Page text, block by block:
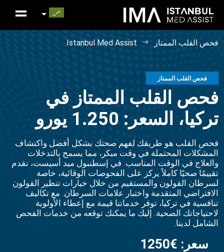
Istanbul Med Assist فحص القلب الممتاز
فحص القلب الممتاز
فحص القلب الممتاز في
تركيا، السعر: 1.250 يورو
فحص القلب هو طريقك لفهم صحتك بشكل أفضل واكتشاف
المشكلات المحتملة في وقت مبكر، مما يسمح بالتدخلات
والعلاج في الوقت المناسب. في إسطنبول ميد أسيست، نقدم
تقييمًا صحيًا كاملاً يركز على الفحوصات الوقائية، خاصة
لسرطان القولون والمستقيم من خلال خيارات تنظير القولون
الافتراضي المتقدمة واختبار علامات السرطان. مع تكاليف
تنافسية في تركيا، توفر خدماتنا قيمة مع إعطاء الأولوية
لاحتياجاتك الصحية. إليك ما يمكنك توقعه من خدمات الفحص
الشامل لدينا.
سعر: €1250